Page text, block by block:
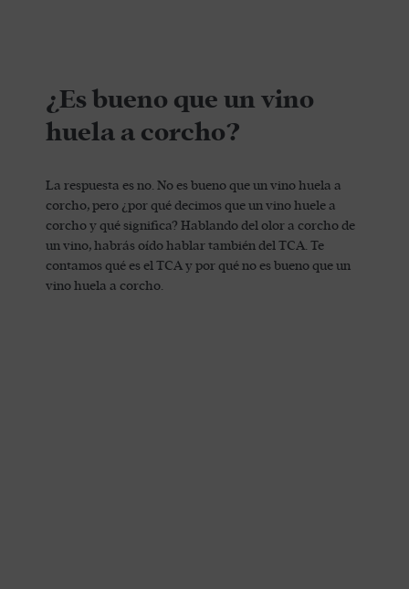
¿Es bueno que un vino
huela a corcho?
La respuesta es no. No es bueno que un vino huela a
corcho, pero ¿por qué decimos que un vino huele a
corcho y qué significa? Hablando del olor a corcho de
un vino, habrás oído hablar también del TCA. Te
contamos qué es el TCA y por qué no es bueno que un
vino huela a corcho.